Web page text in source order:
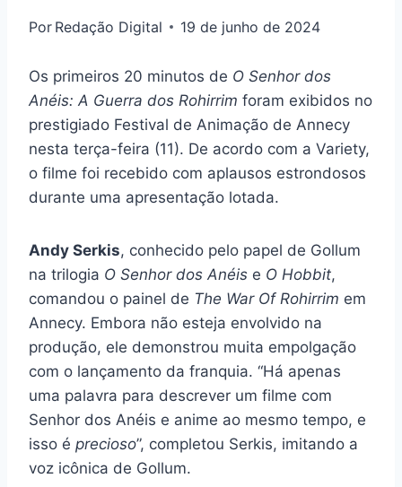
Por Redação Digital 19 de junho de 2024
Os primeiros 20 minutos de O Senhor dos
Anéis: A Guerra dos Rohirrim foram exibidos no
prestigiado Festival de Animação de Annecy
nesta terça-feira (11). De acordo com a Variety,
o filme foi recebido com aplausos estrondosos
durante uma apresentação lotada.
Andy Serkis, conhecido pelo papel de Gollum
na trilogia O Senhor dos Anéis e O Hobbit,
comandou o painel de The War Of Rohirrim em
Annecy. Embora não esteja envolvido na
produção, ele demonstrou muita empolgação
com o lançamento da franquia. “Há apenas
uma palavra para descrever um filme com
Senhor dos Anéis e anime ao mesmo tempo, e
isso é precioso”, completou Serkis, imitando a
voz icônica de Gollum.